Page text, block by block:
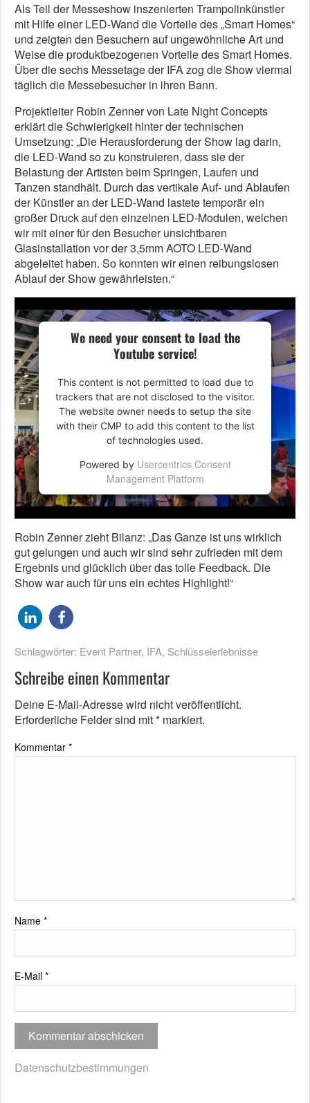
Als Teil der Messeshow inszenierten Trampolinkünstler
mit Hilfe einer LED-Wand die Vorteile des „Smart Homes“
und zeigten den Besuchern auf ungewöhnliche Art und
Weise die produktbezogenen Vorteile des Smart Homes.
Über die sechs Messetage der IFA zog die Show viermal
täglich die Messebesucher in ihren Bann.
Projektleiter Robin Zenner von Late Night Concepts
erklärt die Schwierigkeit hinter der technischen
Umsetzung: „Die Herausforderung der Show lag darin,
die LED-Wand so zu konstruieren, dass sie der
Belastung der Artisten beim Springen, Laufen und
Tanzen standhält. Durch das vertikale Auf- und Ablaufen
der Künstler an der LED-Wand lastete temporär ein
großer Druck auf den einzelnen LED-Modulen, welchen
wir mit einer für den Besucher unsichtbaren
Glasinstallation vor der 3,5mm AOTO LED-Wand
abgeleitet haben. So konnten wir einen reibungslosen
Ablauf der Show gewährleisten.“
We need your consent to load the
Youtube service!
This content is not permitted to load due to
trackers that are not disclosed to the visitor.
The website owner needs to setup the site
with their CMP to add this content to the list
of technologies used.
Powered by Usercentrics Consent
Management Platform
Robin Zenner zieht Bilanz: „Das Ganze ist uns wirklich
gut gelungen und auch wir sind sehr zufrieden mit dem
Ergebnis und glücklich über das tolle Feedback. Die
Show war auch für uns ein echtes Highlight!“
Schlagwörter: Event Partner, IFA, Schlüsselerlebnisse
Schreibe einen Kommentar
Deine E-Mail-Adresse wird nicht veröffentlicht.
Erforderliche Felder sind mit* markiert.
Kommentar *
Name *
E-Mail *
Datenschutzbestimmungen